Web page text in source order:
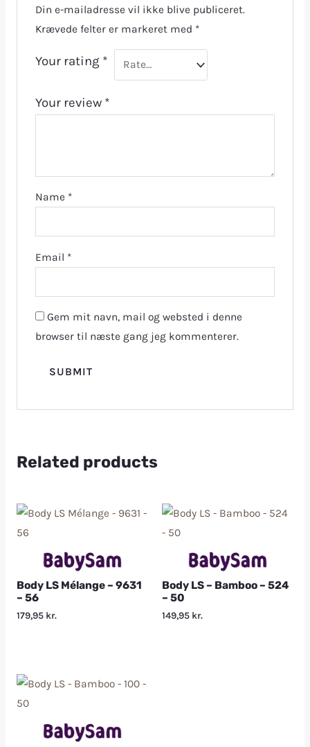
Din e-mailadresse vil ikke blive publiceret.
Krævede felter er markeret med *
Your rating *
Your review *
Name *
Email *
Gem mit navn, mail og websted i denne
browser til næste gang jeg kommenterer.
Related products
Body LS Mélange – 9631
– 56
179,95 kr.
Body LS – Bamboo – 524
– 50
149,95 kr.